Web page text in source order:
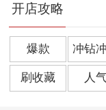
开店攻略
爆款 冲钻
刷收藏 人